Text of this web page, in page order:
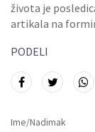
života je
artikala na
PODELI
Ime/Nadimak